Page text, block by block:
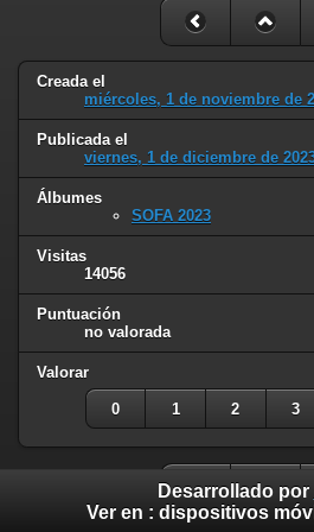
Creada el
miércoles, 1 de noviembre de
Publicada el
viernes, 1 de diciembre de
Álbumes
SOFA 2023
Visitas
14056
Puntuación
no valorada
Valorar
0 1 2 3
Desarrollado por
Ver en : dispositivos